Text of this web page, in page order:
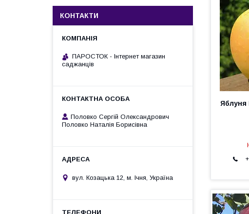
Яблуня
КОНТАКТИ
ПАРОСТОК - Інтернет магазин
саджанців
Половко Сергій Олександрович
Половко Наталія Борисівна
вул. Козацька 12, м. Ічня, Україна